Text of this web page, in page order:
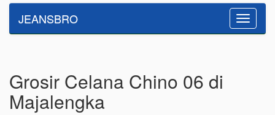
Toggle
JEANSBRO
Grosir Celana Chino 06 di
Majalengka